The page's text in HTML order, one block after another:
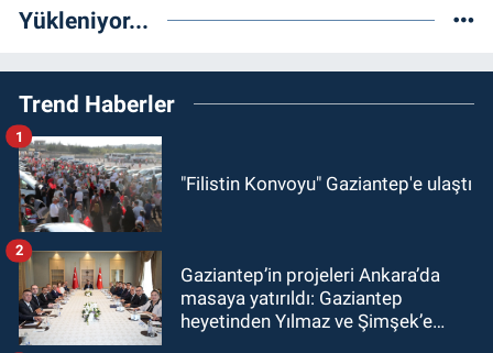
Yükleniyor...
Trend Haberler
"Filistin Konvoyu" Gaziantep'e ulaştı
1
Gaziantep’in projeleri Ankara’da
masaya yatırıldı: Gaziantep
heyetinden Yılmaz ve Şimşek’e
2